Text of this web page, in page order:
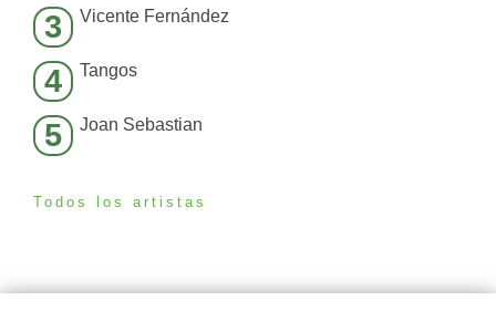
3 Vicente Fernández
4 Tangos
5 Joan Sebastian
Todos los artistas